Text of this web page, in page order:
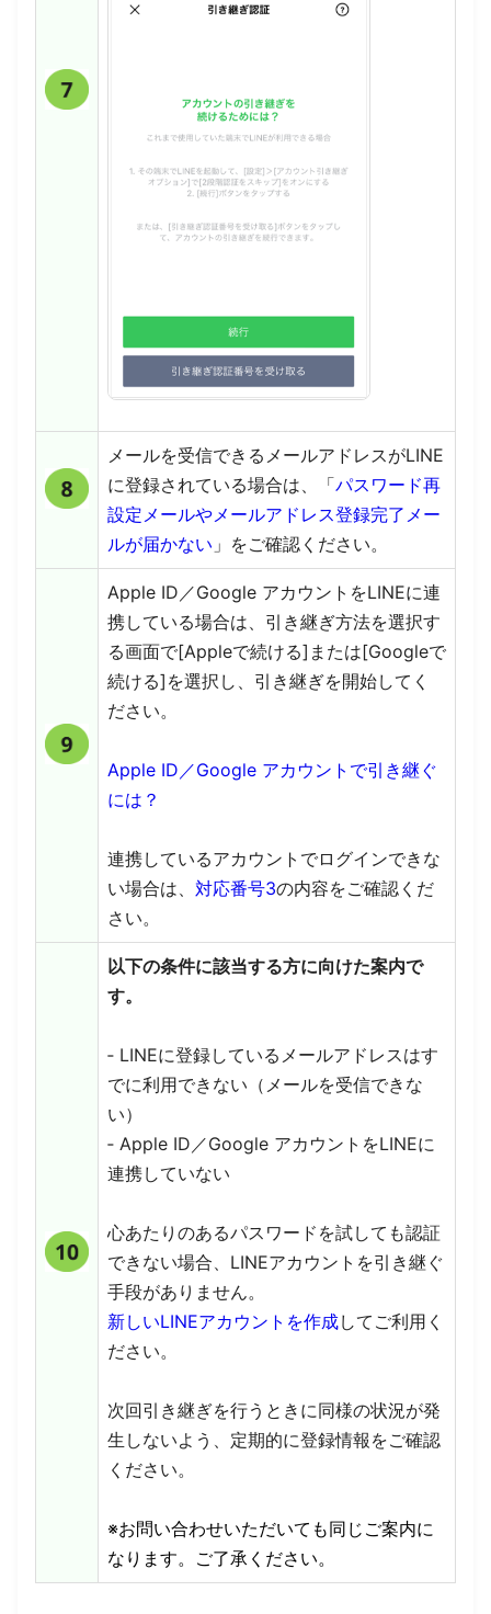
メールを受信できるメールアドレスがLINE
に登録されている場合は、「パスワード再
設定メールやメールアドレス登録完了メー
ルが届かない 」をご確認ください。
Apple ID／Google アカウントをLINEに連
携している場合は、引き継ぎ方法を選択す
る画面で[Appleで続ける]または[Googleで
続ける]を選択し、引き継ぎを開始してく
ださい。
Apple ID／Google アカウントで引き継ぐ
には？
連携しているアカウントでログインできな
い場合は、 対応番号3の内容をご確認くだ
さい。
以下の条件に該当する方に向けた案内で
す。
‐ LINEに登録しているメールアドレスはす
でに利用できない（メールを受信できな
い）
‐ Apple ID／Google アカウントをLINEに
連携していない
心あたりのあるパスワードを試しても認証
できない場合、LINEアカウントを引き継ぐ
手段がありません。
新しいLINEアカウントを作成してご利用く
ださい。
次回引き継ぎを行うときに同様の状況が発
生しないよう、定期的に登録情報をご確認
ください。
※お問い合わせいただいても同じご案内に
なります。ご了承ください。